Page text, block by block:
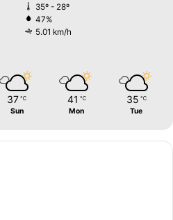
35º - 28º
47%
5.01 km/h
37 ℃
Sun
41 ℃
Mon
35 ℃
Tue